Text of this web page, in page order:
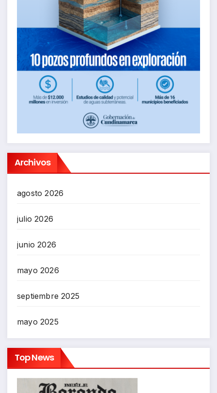
Archivos
agosto 2026
julio 2026
junio 2026
mayo 2026
septiembre 2025
mayo 2025
Top News